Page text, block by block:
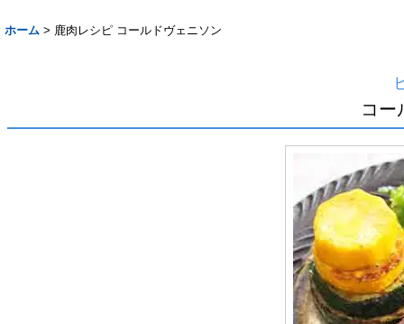
ホーム > 鹿肉レシピ コールドヴェニソン
コー